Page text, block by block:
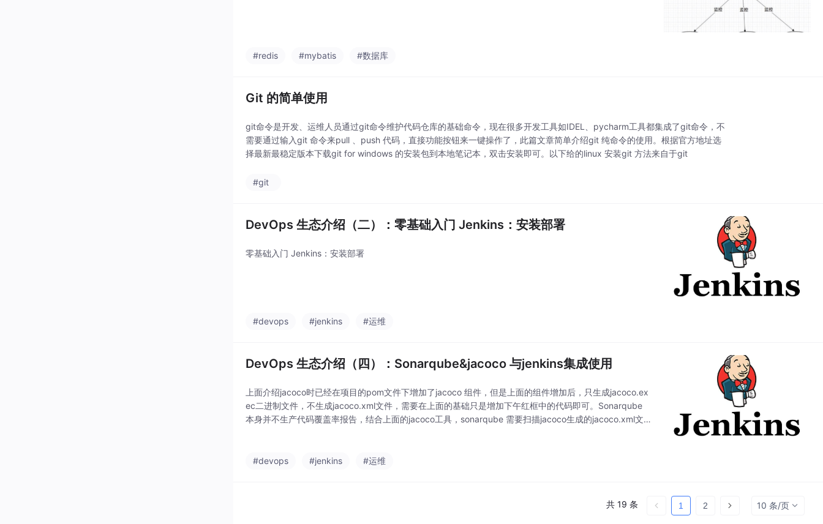
#redis #mybatis #数据库
Git 的简单使用
git命令是开发、运维人员通过git命令维护代码仓库的基础命令，现在很多开发工具如IDEL、pycharm工具都集成了git命令，不
需要通过输入git 命令来pull 、push 代码，直接功能按钮来一键操作了，此篇文章简单介绍git 纯命令的使用。根据官方地址选
择最新最稳定版本下载git for windows 的安装包到本地笔记本，双击安装即可。以下给的linux 安装git 方法来自于git
#git
DevOps 生态介绍（二）：零基础入门 Jenkins：安装部署
零基础入门 Jenkins：安装部署
#devops #jenkins #运维
DevOps 生态介绍（四）：Sonarqube&jacoco 与jenkins集成使用
上面介绍jacoco时已经在项目的pom文件下增加了jacoco 组件，但是上面的组件增加后，只生成jacoco.ex
ec二进制文件，不生成jacoco.xml文件，需要在上面的基础只是增加下午红框中的代码即可。Sonarqube
本身并不生产代码覆盖率报告，结合上面的jacoco工具，sonarqube 需要扫描jacoco生成的jacoco.xml文
#devops #jenkins #运维
共 19 条 1 2 10 条/页